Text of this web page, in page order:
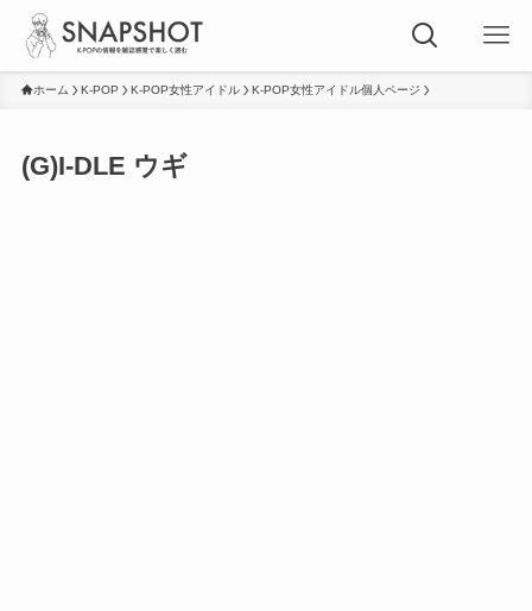
ホーム K-POP K-POP女性アイドル K-POP女性アイドル個人ページ
(G)I-DLE ウギ